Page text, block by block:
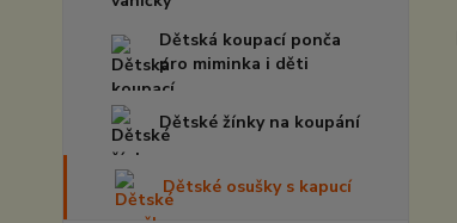
Dětská koupací ponča
pro miminka i děti
Dětské žínky na koupání
Dětské osušky s kapucí